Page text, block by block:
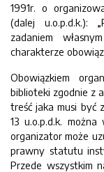
1991r. o
(dalej u.o.p.d.k.):
zadaniem
charakterze
Obowiązkiem
biblioteki zgodnie z
treść jaka musi być
13 u.o.p.d.k.
organizator może
prawny statutu
Przede wszystkim